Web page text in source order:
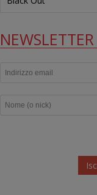
NEWSLETTER